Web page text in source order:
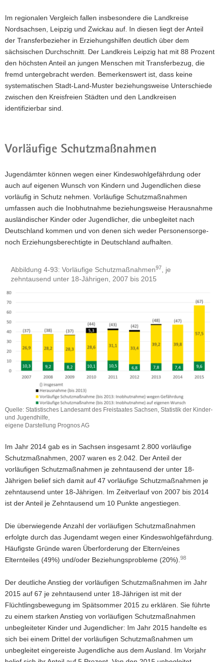
Im regionalen Vergleich fallen insbesondere die Landkreise
Nordsachsen, Leipzig und Zwickau auf. In diesen liegt der Anteil
der Transferbezieher in Erziehungshilfen deutlich über dem
sächsischen Durchschnitt. Der Landkreis Leipzig hat mit 88 Prozent
den höchsten Anteil an jungen Menschen mit Transferbezug, die
fremd untergebracht werden. Bemerkenswert ist, dass keine
systematischen Stadt-Land-Muster beziehungsweise Unterschiede
zwischen den Kreisfreien Städten und den Landkreisen
identifizierbar sind.
Vorläufige Schutzmaßnahmen
Jugendämter können wegen einer Kindeswohlgefährdung oder
auch auf eigenen Wunsch von Kindern und Jugendlichen diese
vorläufig in Schutz nehmen. Vorläufige Schutzmaßnahmen
umfassen auch die Inobhutnahme beziehungsweise Herausnahme
ausländischer Kinder oder Jugendlicher, die unbegleitet nach
Deutschland kommen und von denen sich weder Personensorge-
noch Erziehungsberechtigte in Deutschland aufhalten.
Abbildung 4-93: Vorläufige Schutzmaßnahmen97, je
zehntausend unter 18-Jährigen, 2007 bis 2015
Quelle: Statistisches Landesamt des Freistaates Sachsen, Statistik der Kinder-
und Jugendhilfe,
eigene Darstellung Prognos AG
Im Jahr 2014 gab es in Sachsen insgesamt 2.800 vorläufige
Schutzmaßnahmen, 2007 waren es 2.042. Der Anteil der
vorläufigen Schutzmaßnahmen je zehntausend der unter 18-
Jährigen belief sich damit auf 47 vorläufige Schutzmaßnahmen je
zehntausend unter 18-Jährigen. Im Zeitverlauf von 2007 bis 2014
ist der Anteil je Zehntausend um 10 Punkte angestiegen.
Die überwiegende Anzahl der vorläufigen Schutzmaßnahmen
erfolgte durch das Jugendamt wegen einer Kindeswohlgefährdung.
Häufigste Gründe waren Überforderung der Eltern/eines
Elternteiles (49%) und/oder Beziehungsprobleme (20%). 98
Der deutliche Anstieg der vorläufigen Schutzmaßnahmen im Jahr
2015 auf 67 je zehntausend unter 18-Jährigen ist mit der
Flüchtlingsbewegung im Spätsommer 2015 zu erklären. Sie führte
zu einem starken Anstieg von vorläufigen Schutzmaßnahmen
unbegleiteter Kinder und Jugendlicher: Im Jahr 2015 handelte es
sich bei einem Drittel der vorläufigen Schutzmaßnahmen um
unbegleitet eingereiste Jugendliche aus dem Ausland. Im Vorjahr